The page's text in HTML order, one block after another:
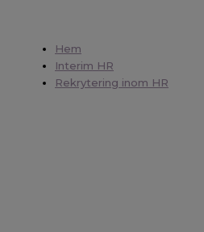
Hem
Interim HR
Rekrytering inom HR